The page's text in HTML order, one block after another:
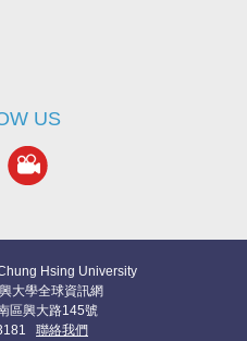
US
Hsing University
大學全球資訊網
區興大路145號
聯絡我們